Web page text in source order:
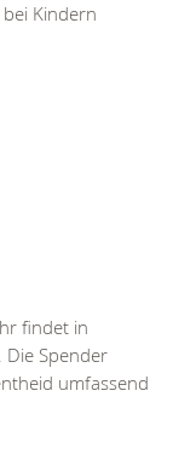
Kindern
findet in
Spender
umfassend